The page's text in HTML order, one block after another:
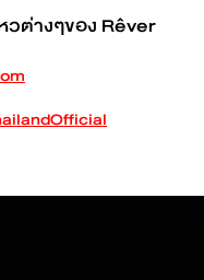
วต่างๆของ Rêver